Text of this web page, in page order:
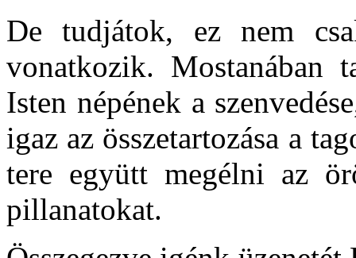
De tudjátok, ez nem
vonatkozik. Mostanában
Isten népének a
igaz az összetartozása a
tere együtt megélni az
pillanatokat.